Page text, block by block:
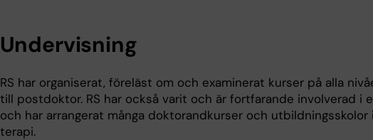
Undervisning
RS har organiserat, föreläst om och examinerat kurser på alla
till postdoktor. RS har också varit och är fortfarande involverad i
och har arrangerat många doktorandkurser och
terapi.